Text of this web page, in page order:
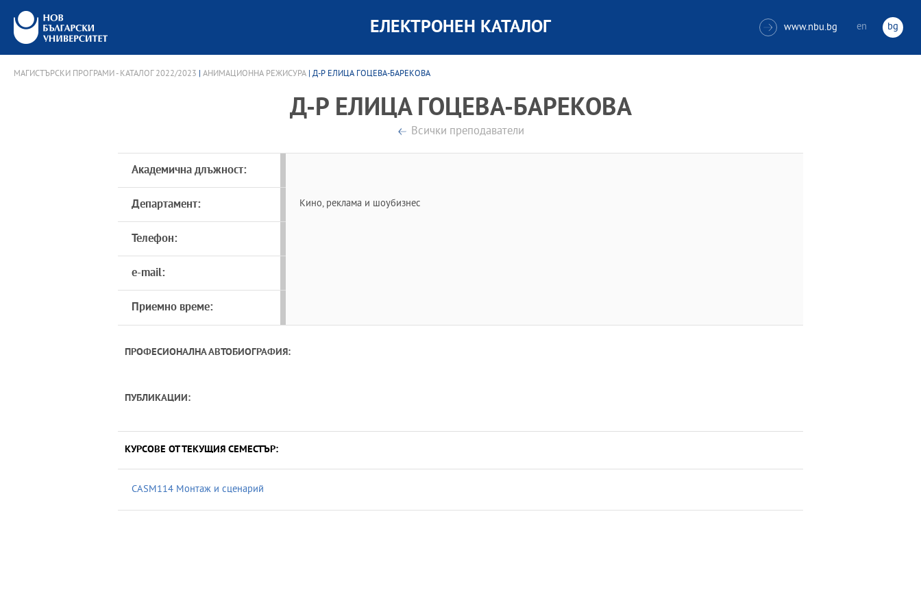
ЕЛЕКТРОНЕН КАТАЛОГ  www.nbu.bg en bg
МАГИСТЪРСКИ ПРОГРАМИ - КАТАЛОГ 2022/2023 АНИМАЦИОННА РЕЖИСУРА | Д-Р ЕЛИЦА ГОЦЕВА-БАРЕКОВА
Д-Р ЕЛИЦА ГОЦЕВА-БАРЕКОВА
Всички преподаватели
Академична длъжност:
Департамент: Кино, реклама и шоубизнес
Телефон:
e-mail:
Приемно време:
ПРОФЕСИОНАЛНА АВТОБИОГРАФИЯ:
ПУБЛИКАЦИИ:
КУРСОВЕ ОТ ТЕКУЩИЯ СЕМЕСТЪР:
CASM114 Монтаж и сценарий